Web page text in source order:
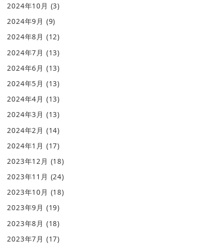
2024年10月 (3)
2024年9月 (9)
2024年8月 (12)
2024年7月 (13)
2024年6月 (13)
2024年5月 (13)
2024年4月 (13)
2024年3月 (13)
2024年2月 (14)
2024年1月 (17)
2023年12月 (18)
2023年11月 (24)
2023年10月 (18)
2023年9月 (19)
2023年8月 (18)
2023年7月 (17)